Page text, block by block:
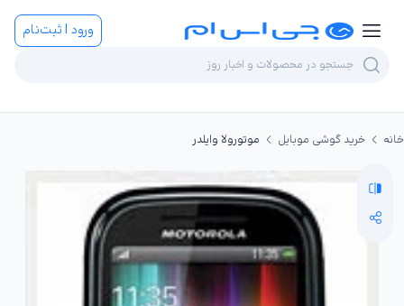
ورود | ثبت‌نام
خانه خرید گوشی موبایل موتورولا وایلدر